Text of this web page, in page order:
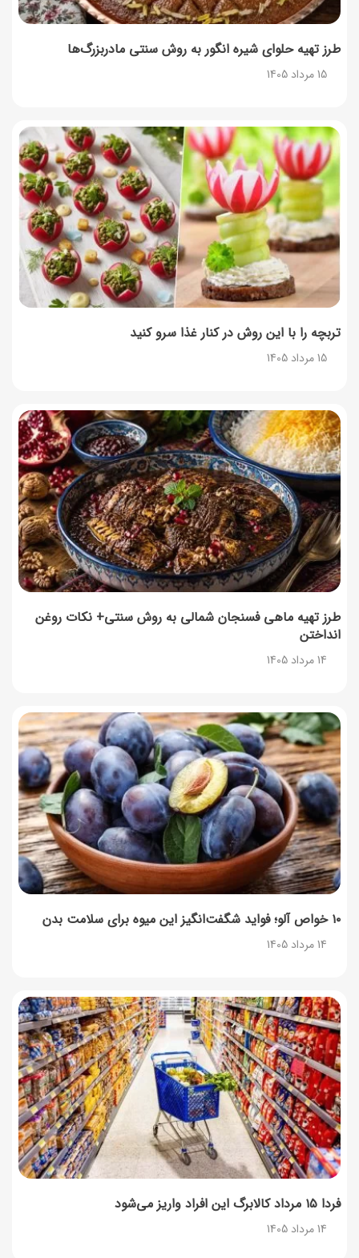
طرز تهیه حلوای شیره انگور به روش سنتی مادربزرگ‌ها
15 مرداد 1405
تربچه را با این روش در کنار غذا سرو کنید
15 مرداد 1405
طرز تهیه ماهی فسنجان شمالی به روش سنتی+ نکات روغن
انداختن
14 مرداد 1405
۱۰ خواص آلو؛ فواید شگفت‌انگیز این میوه برای سلامت بدن
14 مرداد 1405
فردا ۱۵ مرداد کالابرگ این افراد واریز می‌شود
14 مرداد 1405
طرز تهیه پنکیک با شیره انگور؛ صبحانه‌ای سالم و انرژی‌بخش
14 مرداد 1405
طرز تهیه پش ملبا (پیچ ملبا)؛ دسر کلاسیک هلو و بستنی
13 مرداد 1405
طرز تهیه حلوای بحرینی؛ دسر سنتی خاورمیانه‌ای
13 مرداد 1405